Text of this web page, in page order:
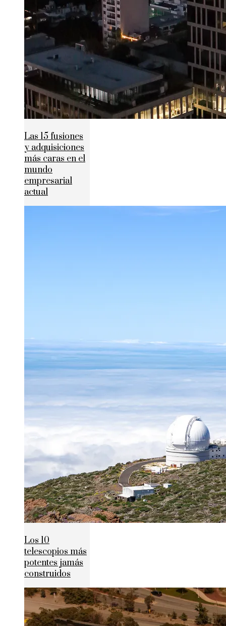
Las 15 fusiones
y adquisiciones
más caras en el
mundo
empresarial
actual
Los 10
telescopios más
potentes jamás
construidos